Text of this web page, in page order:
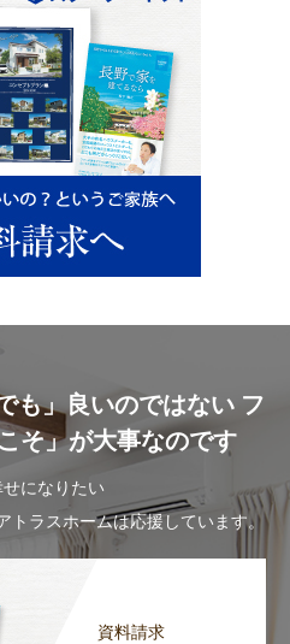
も」良いのではない フ
そ」が大事なのです
せになりたい
トラスホームは応援しています。
資料請求